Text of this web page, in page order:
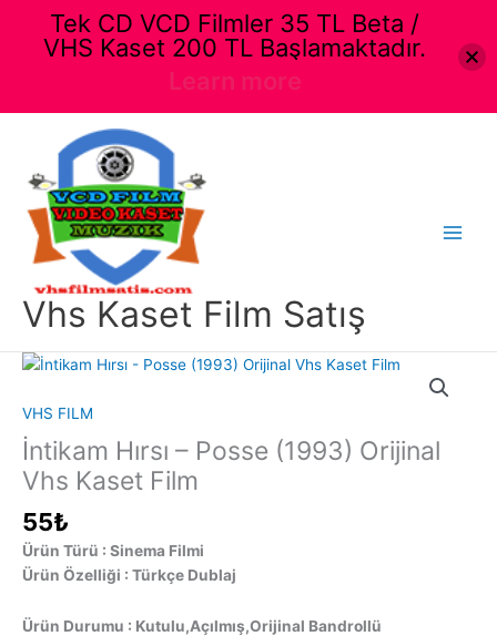
Vhs Kaset Film Satış
VHS FILM
İntikam Hırsı – Posse (1993) Orijinal
Vhs Kaset Film
55₺
Ürün Türü : Sinema Filmi
Ürün Özelliği : Türkçe Dublaj
Ürün Durumu : Kutulu,Açılmış,Orijinal Bandrollü
Tek CD VCD Filmler 35 TL Beta /
VHS Kaset 200 TL Başlamaktadır.
Learn more